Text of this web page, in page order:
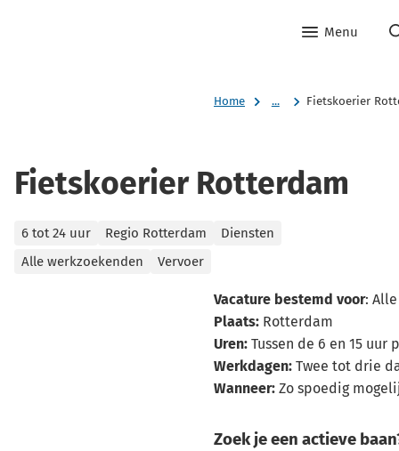
Menu
Home ... Fietskoerier
Fietskoerier Rotterdam
6 tot 24 uur Regio Rotterdam
Diensten
Alle werkzoekenden
Vervoer
Vacature bestemd voor:
Plaats: Rotterdam
Uren: Tussen de 6 en 15 uur
Werkdagen: Twee tot drie
Wanneer: Zo spoedig
Zoek je een actieve